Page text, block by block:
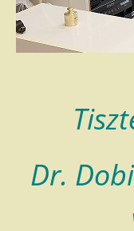
Dr.